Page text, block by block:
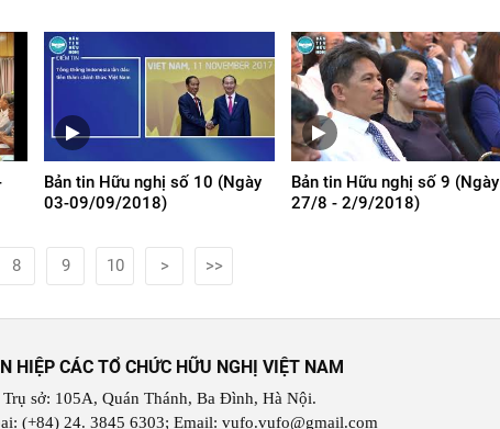
Bản tin Hữu nghị số 10 (Ngày
03-09/09/2018)
Bản tin Hữu nghị số 9 (Ngày
27/8 - 2/9/2018)
8 9 10 > >>
HIỆP CÁC TỔ CHỨC HỮU NGHỊ VIỆT NAM
Trụ sở: 105A, Quán Thánh, Ba Đình, Hà Nội.
(+84) 24. 3845 6303; Email: vufo.vufo@gmail.com